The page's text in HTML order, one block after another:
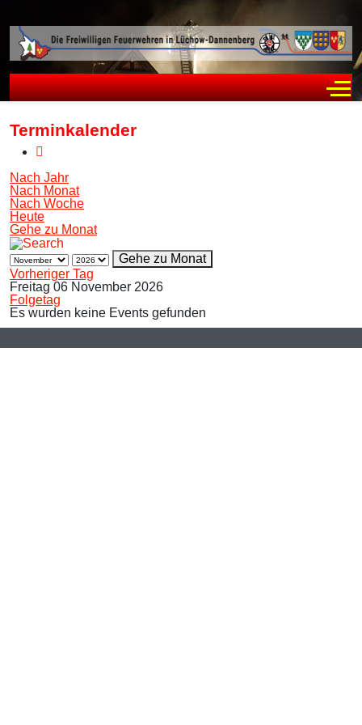
Terminkalender
Nach Jahr
Nach Monat
Nach Woche
Heute
Gehe zu Monat
Gehe zu Monat
Vorheriger Tag
Freitag 06 November 2026
Folgetag
Es wurden keine Events gefunden